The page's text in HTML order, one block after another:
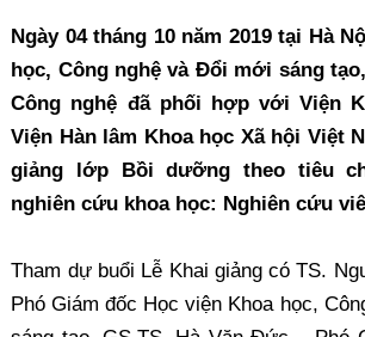
Ngày 04 tháng 10 năm 2019 tại Hà
học, Công nghệ và Đổi mới sáng
Công nghệ đã phối hợp với Viện
Viện Hàn lâm Khoa học Xã hội Việt
giảng lớp Bồi dưỡng theo tiêu
nghiên cứu khoa học: Nghiên cứu
Tham dự buổi Lễ Khai giảng có TS.
Phó Giám đốc Học viện Khoa học,